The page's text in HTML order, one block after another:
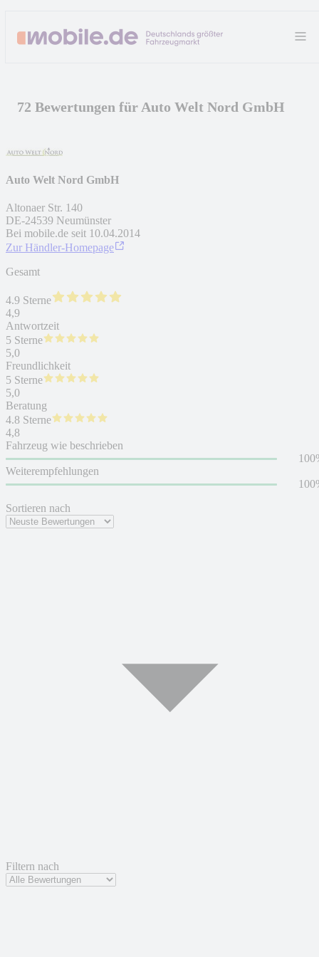
72 Bewertungen für Auto Welt Nord GmbH
Sortieren nach
Filtern nach
Auto Welt Nord GmbH
Altonaer Str. 140
DE-24539 Neumünster
Bei mobile.de seit 10.04.2014
Zur Händler-Homepage
Gesamt
4.9 Sterne
4,9
Antwortzeit
5 Sterne
5,0
Freundlichkeit
5 Sterne
5,0
Beratung
4.8 Sterne
4,8
Fahrzeug wie beschrieben
Weiterempfehlungen